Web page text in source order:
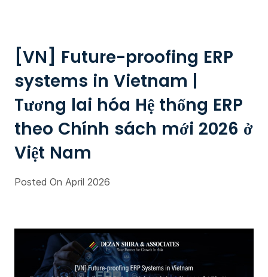
[VN] Future-proofing ERP
systems in Vietnam |
Tương lai hóa Hệ thống ERP
theo Chính sách mới 2026 ở
Việt Nam
Posted On April 2026